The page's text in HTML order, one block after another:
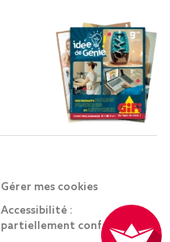
Gérer mes cookies
Accessibilité :
partiellement conforme